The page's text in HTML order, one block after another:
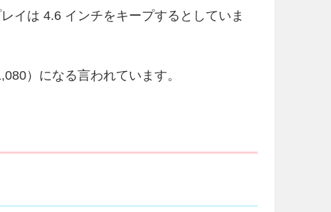
イは 4.6 インチをキープするとしていま
）になる言われています。